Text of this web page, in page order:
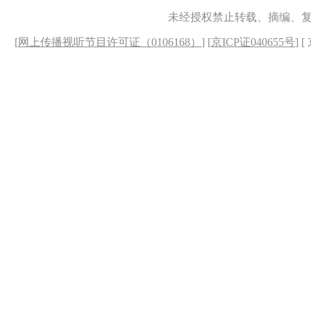
未经授权禁止转载、摘编、
[网上传播视听节目许可证（0106168） ] [京ICP证040655号] [